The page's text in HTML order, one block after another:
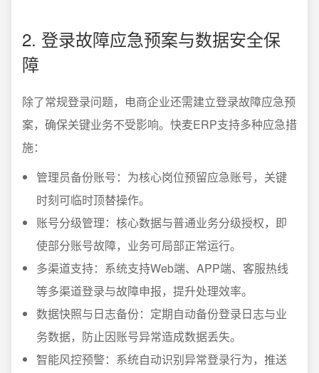
2. 登录故障应急预案与数据安全保
障
除了常规登录问题，电商企业还需建立登录故障应急预
案，确保关键业务不受影响。快麦ERP支持多种应急措
施：
管理员备份账号：为核心岗位预留应急账号，关键
时刻可临时顶替操作。
账号分级管理：核心数据与普通业务分级授权，即
使部分账号故障，业务可局部正常运行。
多渠道支持：系统支持Web端、APP端、客服热线
等多渠道登录与故障申报，提升处理效率。
数据快照与日志备份：定期自动备份登录日志与业
务数据，防止因账号异常造成数据丢失。
智能风控预警：系统自动识别异常登录行为，推送